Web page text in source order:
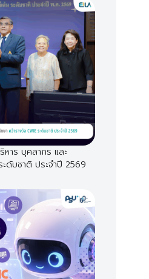
าร บุคลากร และ
ดับชาติ ประจำปี 2569